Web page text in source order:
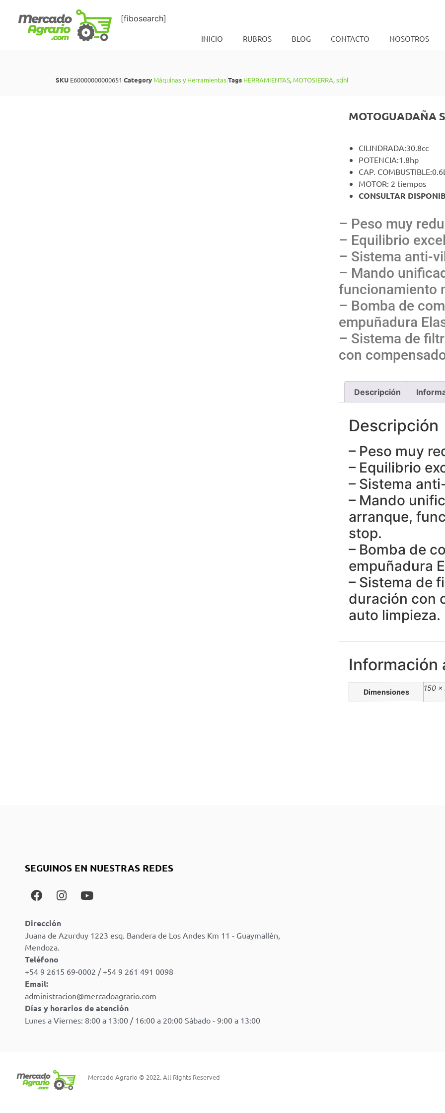
[fibosearch]
INICIO RUBROS BLOG CONTACTO NOSOTROS
SKU E60000000000651 Category Máquinas y HerramientasTags HERRAMIENTAS, MOTOSIERRA,stihl
MOTOGUADAÑA
CILINDRADA:30.8cc
POTENCIA:1.8hp
CAP. COMBUSTIBLE:0.6L
MOTOR: 2 tiempos
CONSULTAR
– Peso muy
– Equilibrio
– Sistema anti-
– Mando
funcionamiento
– Bomba de
empuñadura
– Sistema de
con
Descripción
Descripción
– Peso muy
– Equilibrio
– Sistema
– Mando
arranque,
stop.
– Bomba de
empuñadura
– Sistema de
duración con
auto limpieza.
Información
Dimensiones 150 ×
SEGUINOS EN NUESTRAS REDES
Dirección
Juana de Azurduy 1223 esq. Bandera de Los Andes Km 11 - Guaymallén,
Mendoza.
Teléfono
+54 9 2615 69-0002 / +54 9 261 491 0098
Email:
administracion@mercadoagrario.com
Días y horarios de atención
Lunes a Viernes: 8:00 a 13:00 / 16:00 a 20:00 Sábado - 9:00 a 13:00
Mercado Agrario © 2022. All Rights Reserved